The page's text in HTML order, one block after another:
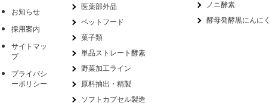
お知らせ
採用案内
サイトマッ
プ
プライバシ
ーポリシー
医薬部外品
ペットフード
菓子類
単品ストレート酵素
野菜加工ライン
原料抽出・精製
ソフトカプセル製造
ノニ酵素
酵母発酵黒にんにく